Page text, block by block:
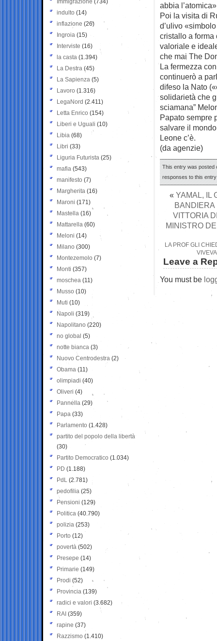
abbia
Poi la visita di
d’ulivo
cristallo a forma
valoriale e
che mai The
La fermezza
continuerò a
difeso la Nato
solidarietà che
sciamana”
Papato sempre
salvare il
Leone c’è.
(da agenzie)
This entry was posted
responses to this
« YAMAL, IL
VITTORIA
MINISTRO
LA PROF GLI
Leave a
You must be
Immigrazione (734)
indulto (14)
inflazione (26)
Ingroia (15)
Interviste (16)
la casta (1.394)
La Destra (45)
La Sapienza (5)
Lavoro (1.316)
LegaNord (2.411)
Letta Enrico (154)
Liberi e Uguali (10)
Libia (68)
Libri (33)
Liguria Futurista (25)
mafia (543)
manifesto (7)
Margherita (16)
Maroni (171)
Mastella (16)
Mattarella (60)
Meloni (14)
Milano (300)
Montezemolo (7)
Monti (357)
moschea (11)
Musso (10)
Muti (10)
Napoli (319)
Napolitano (220)
no global (5)
notte bianca (3)
Nuovo Centrodestra (2)
Obama (11)
olimpiadi (40)
Oliveri (4)
Pannella (29)
Papa (33)
Parlamento (1.428)
partito del popolo della libertà
(30)
Partito Democratico (1.034)
PD (1.188)
PdL (2.781)
pedofilia (25)
Pensioni (129)
Politica (40.790)
polizia (253)
Porto (12)
povertà (502)
Presepe (14)
Primarie (149)
Prodi (52)
Provincia (139)
radici e valori (3.682)
RAI (359)
rapine (37)
Razzismo (1.410)